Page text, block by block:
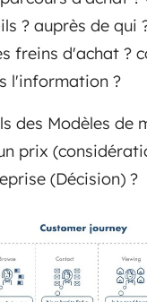
? auprès de qui
freins d'achat ?
l'information ?
des Modèles de
prix
(Décision) ?